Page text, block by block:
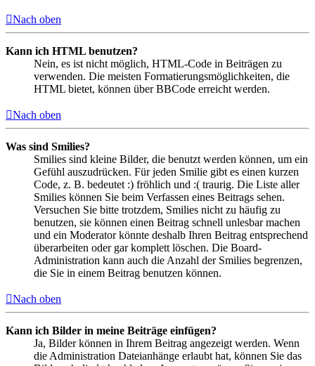
Nach oben
Kann ich HTML benutzen?
Nein, es ist nicht möglich, HTML-Code in Beiträgen zu
verwenden. Die meisten Formatierungsmöglichkeiten, die
HTML bietet, können über BBCode erreicht werden.
Nach oben
Was sind Smilies?
Smilies sind kleine Bilder, die benutzt werden können, um ein
Gefühl auszudrücken. Für jeden Smilie gibt es einen kurzen
Code, z. B. bedeutet :) fröhlich und :( traurig. Die Liste aller
Smilies können Sie beim Verfassen eines Beitrags sehen.
Versuchen Sie bitte trotzdem, Smilies nicht zu häufig zu
benutzen, sie können einen Beitrag schnell unlesbar machen
und ein Moderator könnte deshalb Ihren Beitrag entsprechend
überarbeiten oder gar komplett löschen. Die Board-
Administration kann auch die Anzahl der Smilies begrenzen,
die Sie in einem Beitrag benutzen können.
Nach oben
Kann ich Bilder in meine Beiträge einfügen?
Ja, Bilder können in Ihrem Beitrag angezeigt werden. Wenn
die Administration Dateianhänge erlaubt hat, können Sie das